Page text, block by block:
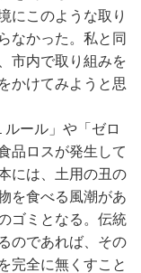
にこのような取り
なかった。私と同
市内で取り組みを
かけてみようと思
ール」や「ゼロ
品ロスが発生して
には、土用の丑の
を食べる風潮があ
ゴミとなる。伝統
のであれば、その
完全に無くすこと